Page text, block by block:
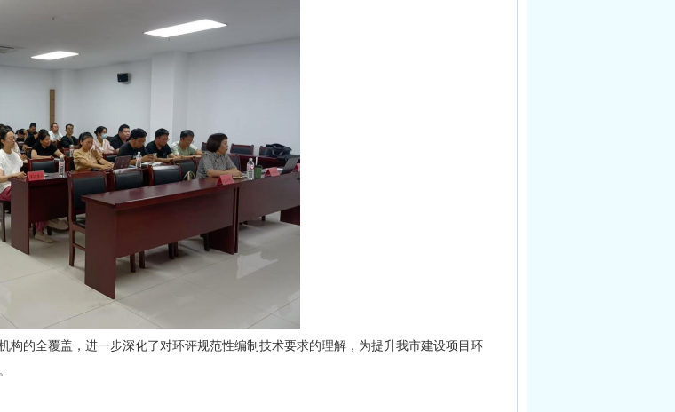
构的全覆盖，进一步深化了对环评规范性编制技术要求的理解，为提升我市建设项目环